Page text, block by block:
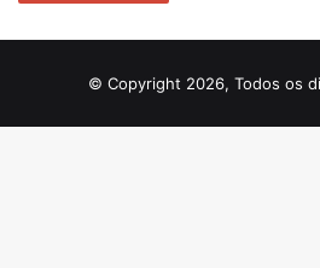
© Copyright 2026, Todos os